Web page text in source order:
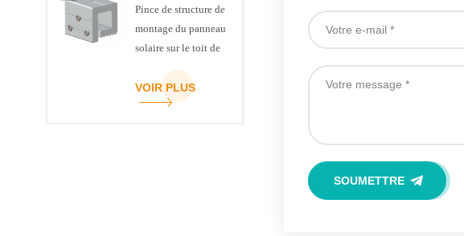
Pince de structure de
montage du panneau
solaire sur le toit de
VOIR PLUS